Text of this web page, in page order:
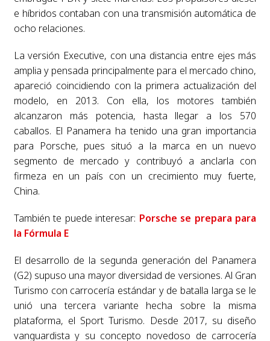
e híbridos contaban con una transmisión automática de
ocho relaciones.
La versión Executive, con una distancia entre ejes más
amplia y pensada principalmente para el mercado chino,
apareció coincidiendo con la primera actualización del
modelo, en 2013. Con ella, los motores también
alcanzaron más potencia, hasta llegar a los 570
caballos. El Panamera ha tenido una gran importancia
para Porsche, pues situó a la marca en un nuevo
segmento de mercado y contribuyó a anclarla con
firmeza en un país con un crecimiento muy fuerte,
China.
También te puede interesar: Porsche se prepara para
la Fórmula E
El desarrollo de la segunda generación del Panamera
(G2) supuso una mayor diversidad de versiones. Al Gran
Turismo con carrocería estándar y de batalla larga se le
unió una tercera variante hecha sobre la misma
plataforma, el Sport Turismo. Desde 2017, su diseño
vanguardista y su concepto novedoso de carrocería